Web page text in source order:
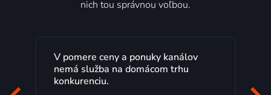
nich tou správnou voľbou.
V pomere ceny a ponuky kanálov
nemá služba na domácom trhu
konkurenciu.